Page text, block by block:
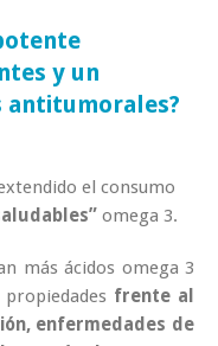
y un
antitumorales?
el consumo
omega 3.
más ácidos omega 3
frente al
enfermedades de